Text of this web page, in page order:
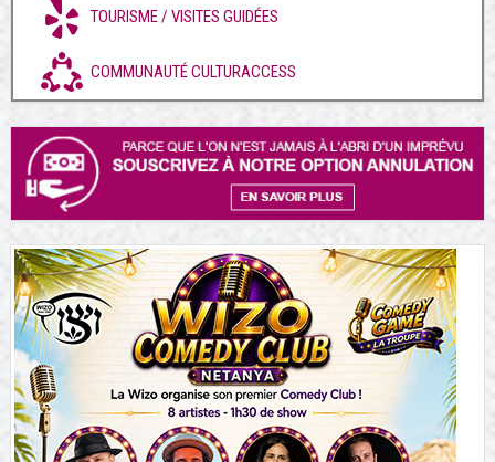
TOURISME / VISITES GUIDÉES
COMMUNAUTÉ CULTURACCESS